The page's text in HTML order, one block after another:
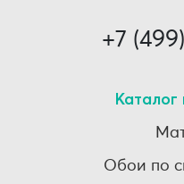
+7
Обои по